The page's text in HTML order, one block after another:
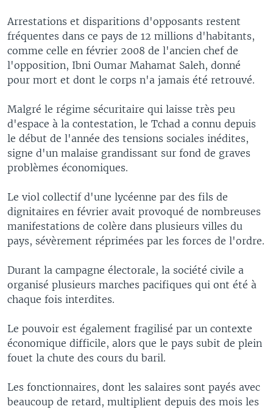
Arrestations et disparitions d'opposants restent
fréquentes dans ce pays de 12 millions d'habitants,
comme celle en février 2008 de l'ancien chef de
l'opposition, Ibni Oumar Mahamat Saleh, donné
pour mort et dont le corps n'a jamais été retrouvé.
Malgré le régime sécuritaire qui laisse très peu
d'espace à la contestation, le Tchad a connu depuis
le début de l'année des tensions sociales inédites,
signe d'un malaise grandissant sur fond de graves
problèmes économiques.
Le viol collectif d'une lycéenne par des fils de
dignitaires en février avait provoqué de nombreuses
manifestations de colère dans plusieurs villes du
pays, sévèrement réprimées par les forces de l'ordre.
Durant la campagne électorale, la société civile a
organisé plusieurs marches pacifiques qui ont été à
chaque fois interdites.
Le pouvoir est également fragilisé par un contexte
économique difficile, alors que le pays subit de plein
fouet la chute des cours du baril.
Les fonctionnaires, dont les salaires sont payés avec
beaucoup de retard, multiplient depuis des mois les